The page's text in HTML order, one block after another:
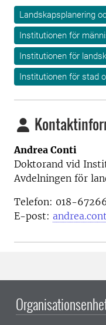
Landskapsplanering
Institutionen för
Institutionen för
Institutionen för stad
Andrea Conti
Doktorand vid
Avdelningen för
Telefon: 018-
E-post: